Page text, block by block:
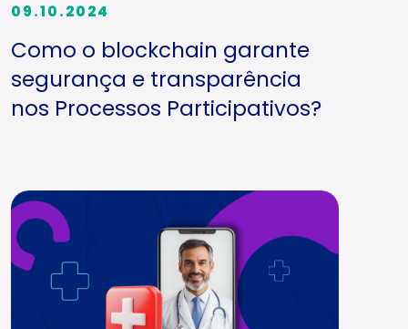
09.10.2024
Como o blockchain garante
segurança e transparência
nos Processos Participativos?